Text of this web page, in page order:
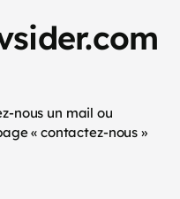
nous un mail ou
« contactez-nous »